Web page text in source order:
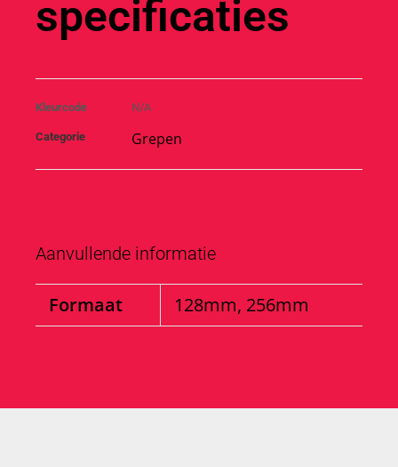
specificaties
Kleurcode N/A
Categorie Grepen
Aanvullende informatie
Formaat 128mm, 256mm